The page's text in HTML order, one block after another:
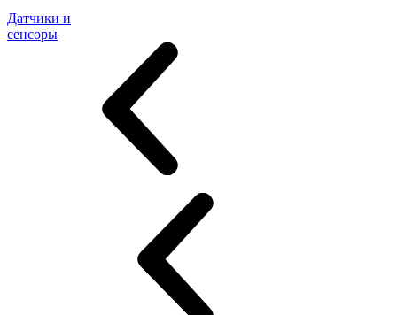
Датчики и
сенсоры